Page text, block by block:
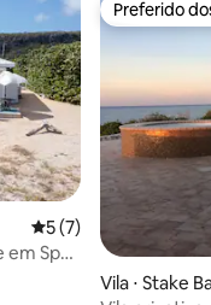
5 de uma avaliação
5 (7)
em Spot
Preferido
Preferido
Vila ⋅ Stake